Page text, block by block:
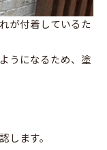
が付着しているた
うになるため、塗
します。